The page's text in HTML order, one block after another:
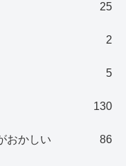
25
2
5
130
おかしい 86